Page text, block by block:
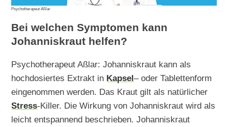
Psychotherapeut Aßlar
Bei welchen Symptomen kann
Johanniskraut helfen?
Psychotherapeut Aßlar: Johanniskraut kann als
hochdosiertes Extrakt in Kapsel– oder Tablettenform
eingenommen werden. Das Kraut gilt als natürlicher
Stress-Killer. Die Wirkung von Johanniskraut wird als
leicht entspannend beschrieben. Johanniskraut